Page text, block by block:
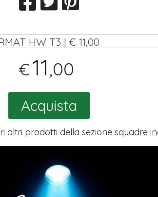
HW T3 | € 11,00
€11,00
Acquista
altri prodotti della sezione squadre